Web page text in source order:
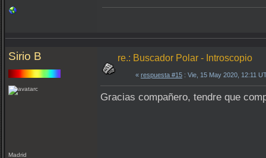
Sirio B
Madrid
re.: Buscador Polar - Introscopio
« respuesta #15 : Vie, 15 May 2020, 12:11
Gracias compañero, tendre que